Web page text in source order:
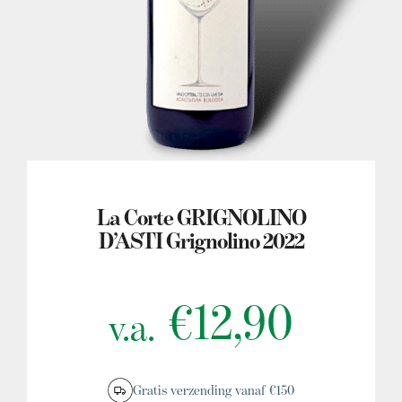
La Corte GRIGNOLINO
D’ASTI Grignolino 2022
v.a. €12,90
Gratis verzending vanaf €150